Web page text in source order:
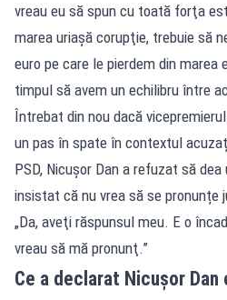
vreau eu să spun cu toată forţa
marea uriaşă corupţie, trebuie să
euro pe care le pierdem din marea
timpul să avem un echilibru între
Întrebat din nou dacă
un pas în spate în contextul
PSD, Nicușor Dan a refuzat să
insistat că nu vrea să se pronunțe
„Da, aveţi răspunsul meu. E o
vreau să mă pronunţ.”
Ce a declarat Nicușor